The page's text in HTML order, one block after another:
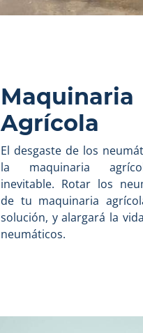
Maquinaria
Agrícola
El desgaste de los
la maquinaria
inevitable. Rotar los
de tu maquinaria
solución, y alargará la
neumáticos.